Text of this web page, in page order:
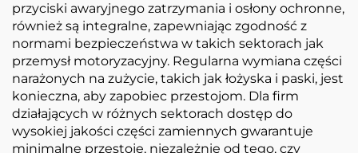
przyciski awaryjnego zatrzymania i osłony ochronne,
również są integralne, zapewniając zgodność z
normami bezpieczeństwa w takich sektorach jak
przemysł motoryzacyjny. Regularna wymiana części
narażonych na zużycie, takich jak łożyska i paski, jest
konieczna, aby zapobiec przestojom. Dla firm
działających w różnych sektorach dostęp do
wysokiej jakości części zamiennych gwarantuje
minimalne przestoje, niezależnie od tego, czy